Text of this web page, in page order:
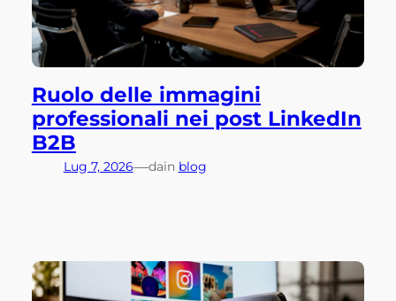
Ruolo delle immagini
professionali nei post LinkedIn
B2B
Lug 7, 2026—dain blog